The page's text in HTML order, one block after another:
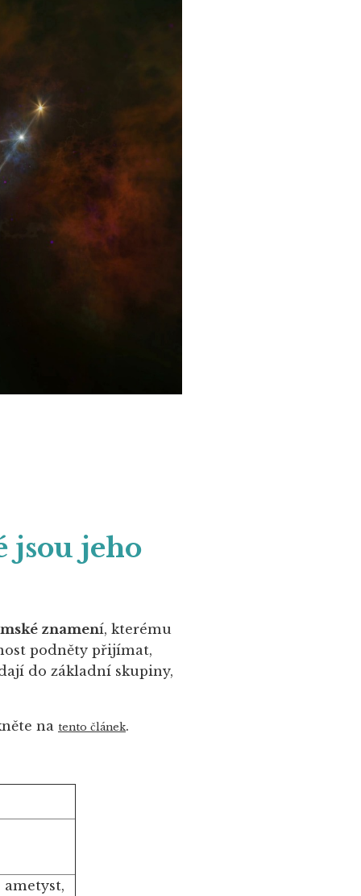
jsou jeho
znamení, kterému
podněty přijímat,
do základní skupiny,
na tento článek.